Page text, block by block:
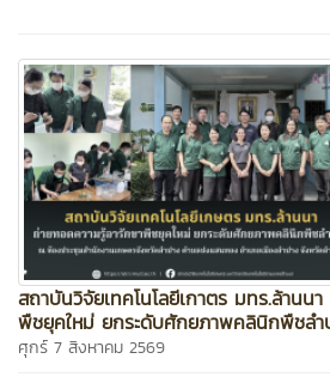
สถาบันวิจัยเทคโนโลยีเกาตร มทร.ล้านน
พืชยุคใหม่ ยกระดับศักยภาพคลินิกพืชลำ
ศุกร์ 7 สิงหาคม 2569